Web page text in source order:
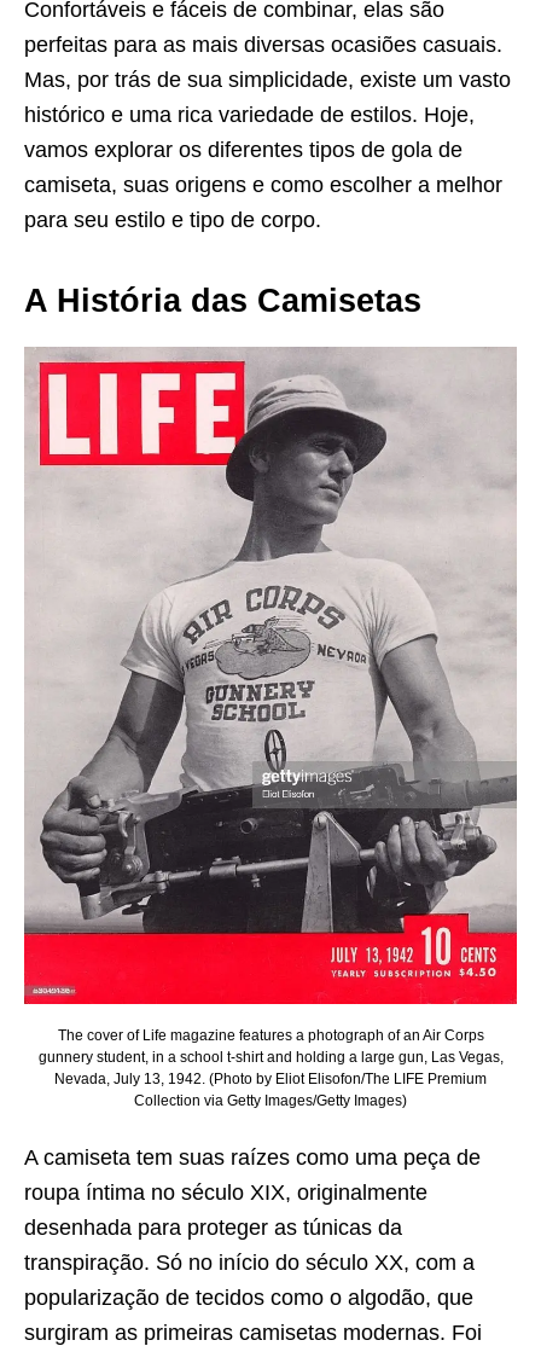
Confortáveis e fáceis de combinar, elas são
perfeitas para as mais diversas ocasiões casuais.
Mas, por trás de sua simplicidade, existe um vasto
histórico e uma rica variedade de estilos. Hoje,
vamos explorar os diferentes tipos de gola de
camiseta, suas origens e como escolher a melhor
para seu estilo e tipo de corpo.
A História das Camisetas
The cover of Life magazine features a photograph of an Air Corps
gunnery student, in a school t-shirt and holding a large gun, Las Vegas,
Nevada, July 13, 1942. (Photo by Eliot Elisofon/The LIFE Premium
Collection via Getty Images/Getty Images)
A camiseta tem suas raízes como uma peça de
roupa íntima no século XIX, originalmente
desenhada para proteger as túnicas da
transpiração. Só no início do século XX, com a
popularização de tecidos como o algodão, que
surgiram as primeiras camisetas modernas. Foi